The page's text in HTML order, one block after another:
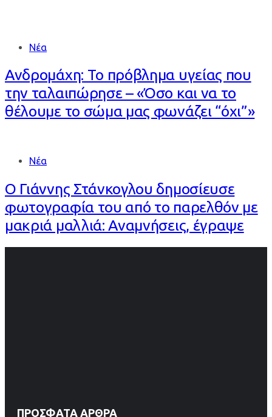
Νέα
Ανδρομάχη: Το πρόβλημα υγείας που
την ταλαιπώρησε – «Όσο και να το
θέλουμε το σώμα μας φωνάζει “όχι”»
Νέα
Ο Γιάννης Στάνκογλου δημοσίευσε
φωτογραφία του από το παρελθόν με
μακριά μαλλιά: Αναμνήσεις, έγραψε
ΠΡΌΣΦΑΤΑ ΆΡΘΡΑ